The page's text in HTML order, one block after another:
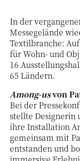
In der
Messegelände
Textilbranche:
für Wohn- und
16
65 Ländern.
Among-usvon
Bei der
stellte Designerin
ihre Installation
gemeinsam mit
entstanden und